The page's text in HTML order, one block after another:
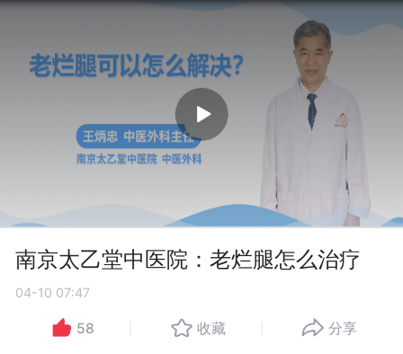
南京太乙堂中医院：老烂腿怎么治疗
04-10 07:47
58 收藏 分享